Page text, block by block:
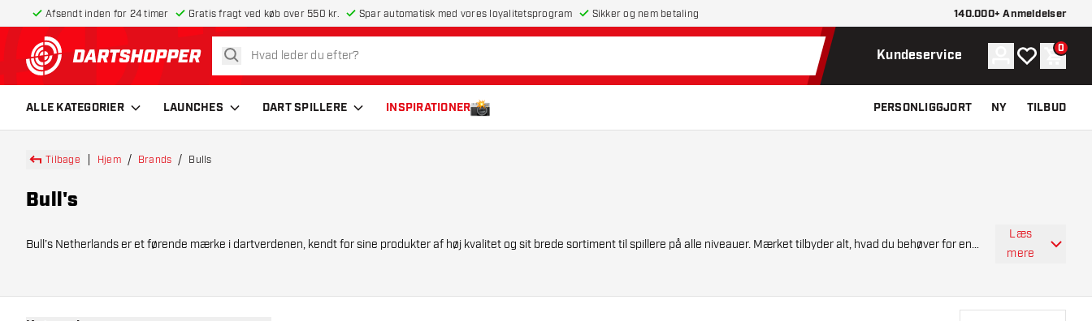
Afsendt inden for 24 timer Gratis fragt ved køb over 550 kr. Spar automatisk med vores loyalitetsprogram Sikker og nem betaling 140.000+ Anmeldelser
tilbage til forsiden
søg Kundeservice Konto
Min 0
ALLE KATEGORIER LAUNCHES DART SPILLERE INSPIRATIONER PERSONLIGGJORT NY TILBUD
Tilbage Hjem Brands Bulls
Bull's
Bull’s Netherlands er et førende mærke i dartverdenen, kendt for sine produkter af høj kvalitet og sit brede sortiment til spillere på alle niveauer. Mærket tilbyder alt, hvad du behøver for en
Læs
mere